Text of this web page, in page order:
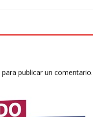
para publicar un comentario.